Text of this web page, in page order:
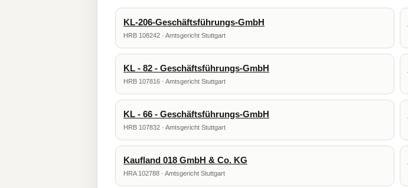
KL-206-Geschäftsführungs-GmbH
HRB 108242 · Amtsgericht Stuttgart
KL - 82 - Geschäftsführungs-GmbH
HRB 107816 · Amtsgericht Stuttgart
KL - 66 - Geschäftsführungs-GmbH
HRB 107832 · Amtsgericht Stuttgart
Kaufland 018 GmbH & Co. KG
HRA 102788 · Amtsgericht Stuttgart